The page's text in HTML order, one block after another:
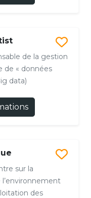
de la gestion
de « données
data)
sur la
des